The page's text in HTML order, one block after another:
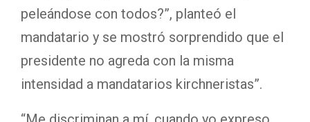
peleándose con todos?”, planteó el
mandatario y se mostró sorprendido que el
presidente no agreda con la misma
intensidad a mandatarios kirchneristas”.